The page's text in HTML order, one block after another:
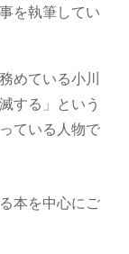
を執筆してい
めている小川
する」という
ている人物で
本を中心にご